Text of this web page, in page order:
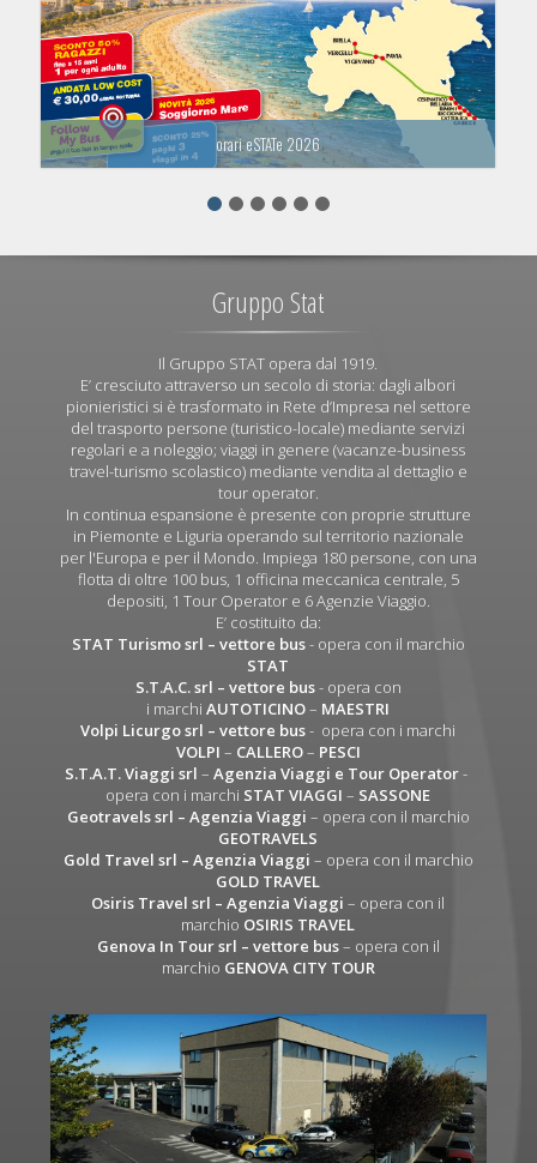
orari eSTATe 2026
Gruppo Stat
Il Gruppo STAT opera dal 1919.
E’ cresciuto attraverso un secolo di storia: dagli albori
pionieristici si è trasformato in Rete d’Impresa nel settore
del trasporto persone (turistico-locale) mediante servizi
regolari e a noleggio; viaggi in genere (vacanze-business
travel-turismo scolastico) mediante vendita al dettaglio e
tour operator.
In continua espansione è presente con proprie strutture
in Piemonte e Liguria operando sul territorio nazionale
per l'Europa e per il Mondo. Impiega 180 persone, con una
flotta di oltre 100 bus, 1 officina meccanica centrale, 5
depositi, 1 Tour Operator e 6 Agenzie Viaggio.
E’ costituito da:
STAT Turismo srl – vettore bus- opera con il marchio
STAT
S.T.A.C. srl – vettore bus- opera con
i marchiAUTOTICINO– MAESTRI
Volpi Licurgo srl – vettore bus- opera con i marchi
VOLPI – CALLERO– PESCI
S.T.A.T. Viaggi srl –Agenzia Viaggi e Tour Operator-
opera con i marchi STAT VIAGGI – SASSONE
Geotravels srl – Agenzia Viaggi – opera con il marchio
GEOTRAVELS
Gold Travel srl – Agenzia Viaggi – opera con il marchio
GOLD TRAVEL
Osiris Travel srl – Agenzia Viaggi – opera con il
marchio OSIRIS TRAVEL
Genova In Tour srl – vettore bus– opera con il
marchio GENOVA CITY TOUR